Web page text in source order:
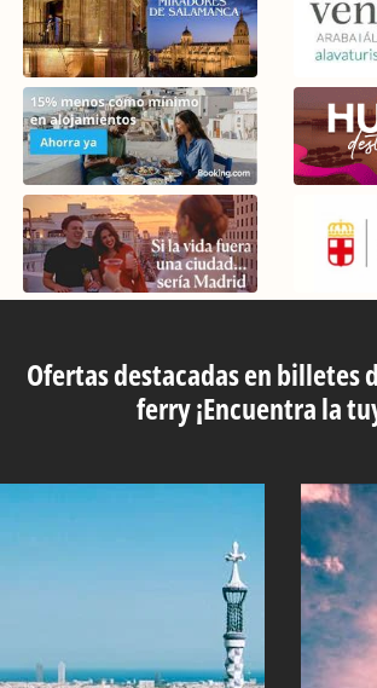
Ofertas destacadas en billetes
ferry ¡Encuentra la